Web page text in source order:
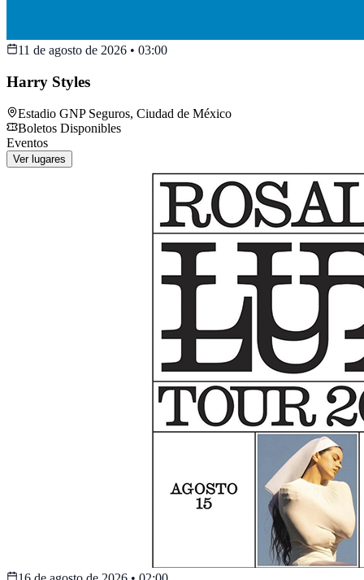
11 de agosto de 2026 • 03:00
Harry Styles
Estadio GNP Seguros, Ciudad de México
Boletos Disponibles
Eventos
Ver lugares